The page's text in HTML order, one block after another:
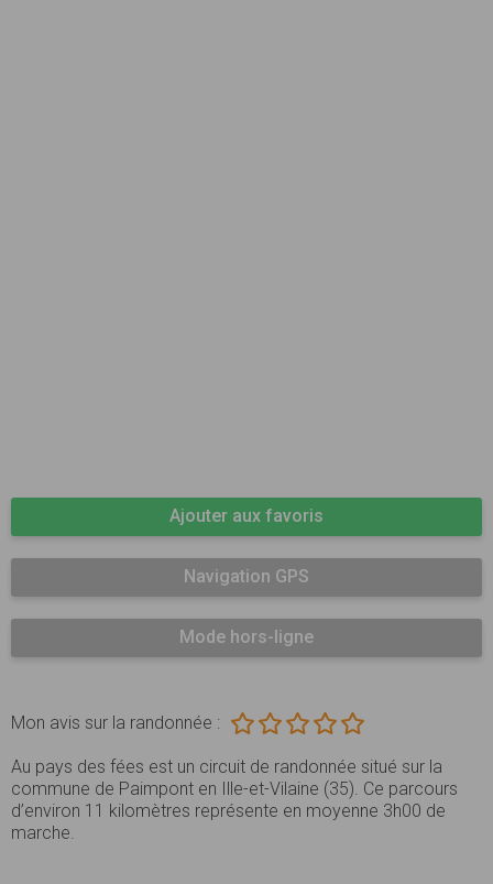
Ajouter aux favoris
Navigation GPS
Mode hors-ligne
Mon avis sur la randonnée :
Au pays des fées est un circuit de randonnée situé sur la
commune de Paimpont en Ille-et-Vilaine (35). Ce parcours
d’environ 11 kilomètres représente en moyenne 3h00 de
marche.